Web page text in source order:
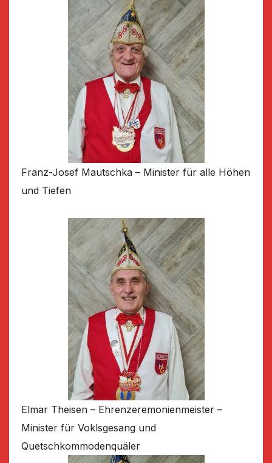
Franz-Josef Mautschka – Minister für alle Höhen
und Tiefen
Elmar Theisen – Ehrenzeremonienmeister –
Minister für Voklsgesang und
Quetschkommodenquäler